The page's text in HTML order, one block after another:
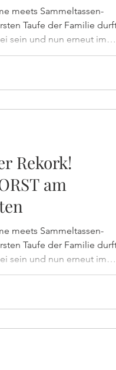
meets Sammeltassen-
sein und nun erneut im
in Schwabingen
der kleinen Philippa mit
Rekork!
am
meets Sammeltassen-
sein und nun erneut im
in Schwabingen
der kleinen Philippa mit